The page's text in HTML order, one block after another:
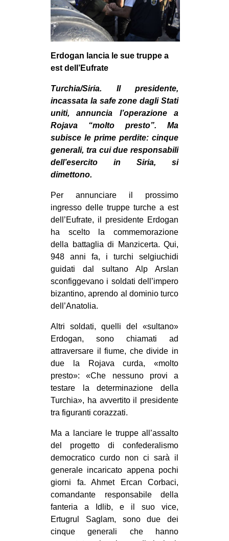
Erdogan lancia le sue truppe a
est dell’Eufrate
Turchia/Siria. Il presidente,
incassata la safe zone dagli Stati
uniti, annuncia l’operazione a
Rojava “molto presto”. Ma
subisce le prime perdite: cinque
generali, tra cui due responsabili
dell’esercito in Siria, si
dimettono.
Per annunciare il prossimo
ingresso delle truppe turche a est
dell’Eufrate, il presidente Erdogan
ha scelto la commemorazione
della battaglia di Manzicerta. Qui,
948 anni fa, i turchi selgiuchidi
guidati dal sultano Alp Arslan
sconfiggevano i soldati dell’impero
bizantino, aprendo al dominio turco
dell’Anatolia.
Altri soldati, quelli del «sultano»
Erdogan, sono chiamati ad
attraversare il fiume, che divide in
due la Rojava curda, «molto
presto»: «Che nessuno provi a
testare la determinazione della
Turchia», ha avvertito il presidente
tra figuranti corazzati.
Ma a lanciare le truppe all’assalto
del progetto di confederalismo
democratico curdo non ci sarà il
generale incaricato appena pochi
giorni fa. Ahmet Ercan Corbaci,
comandante responsabile della
fanteria a Idlib, e il suo vice,
Ertugrul Saglam, sono due dei
cinque generali che hanno